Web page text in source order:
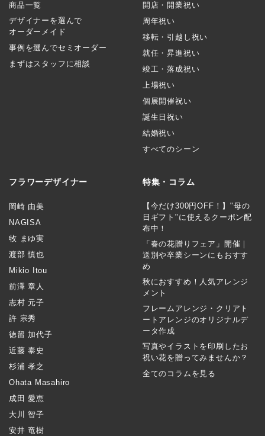
商品一覧
デザイナーを選んで
オーダーメイド
事例を選んでセミオーダー
まずはスタッフに相談
開店・開業祝い
周年祝い
移転・引越し祝い
就任・昇進祝い
竣工・落成祝い
上場祝い
個展開催祝い
誕生日祝い
結婚祝い
すべてのシーン
フラワーデザイナー
岡崎 由美
NAGISA
牧 まゆ実
渡部 慎也
Mikio Itou
前澤 章人
志村 元子
許 宗秀
徳留 加代子
近藤 泰史
杉浦 孝之
Ohata Masahiro
成田 愛恵
大川 智子
安井 竜樹
特集・コラム
【今だけ300円OFF！】"母の
日ギフト"に使えるクーポン配
布中！
「春の花贈りフェア」開催｜
送別や卒業シーンにもおすす
め
秋におすすめ！人気アレンジ
メント
フレームアレンジ・クリアト
ートアレンジのオリジナルデ
ータ作成
写真やイラストを印刷したお
祝い花を贈ってみませんか？
全てのコラムを見る